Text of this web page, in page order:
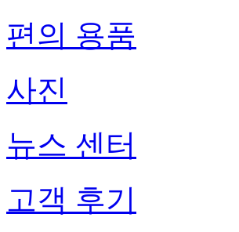
편의 용품
사진
뉴스 센터
고객 후기